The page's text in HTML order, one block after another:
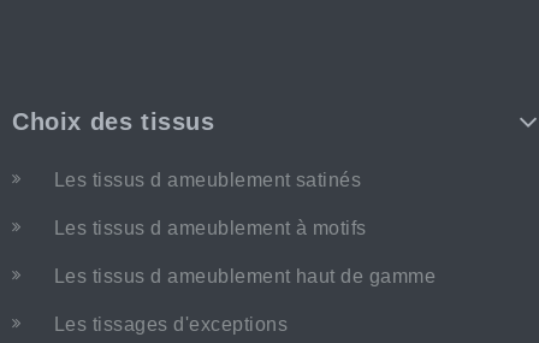
Choix des tissus
Les tissus d ameublement satinés
Les tissus d ameublement à motifs
Les tissus d ameublement haut de gamme
Les tissages d'exceptions